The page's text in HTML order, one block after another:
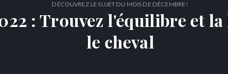
DÉCOUVREZ LE SUJET DU MOIS DE DÉCEMBRE !
: Trouvez l'équilibre et la
le cheval